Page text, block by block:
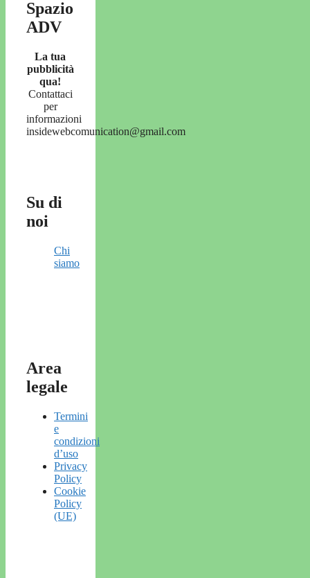
Spazio
ADV
La tua
pubblicità
qua!
Contattaci
per
informazioni
insidewebcomunication@gmail.com
Su di
noi
Chi
siamo
Area
legale
Termini
e
condizioni
d’uso
Privacy
Policy
Cookie
Policy
(UE)